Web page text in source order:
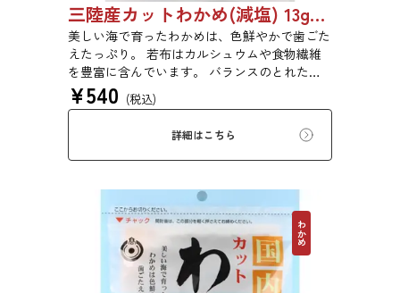
三陸産カットわかめ(減塩) 13g 1999
美しい海で育ったわかめは、色鮮やかで歯ごた
えたっぷり。 若布はカルシュウムや食物繊維
を豊富に含んでいます。 バランスのとれた食
生活のために是非お召し上がりください。
¥540 (税込)
詳細はこちら
わかめ